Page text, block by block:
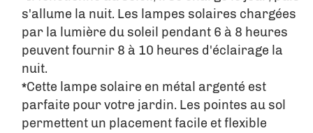
s'allume la nuit. Les lampes solaires chargées
par la lumière du soleil pendant 6 à 8 heures
peuvent fournir 8 à 10 heures d'éclairage la
nuit.
*Cette lampe solaire en métal argenté est
parfaite pour votre jardin. Les pointes au sol
permettent un placement facile et flexible